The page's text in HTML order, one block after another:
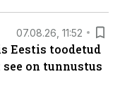
07.08.26, 11:52
Eestis toodetud
on tunnustus